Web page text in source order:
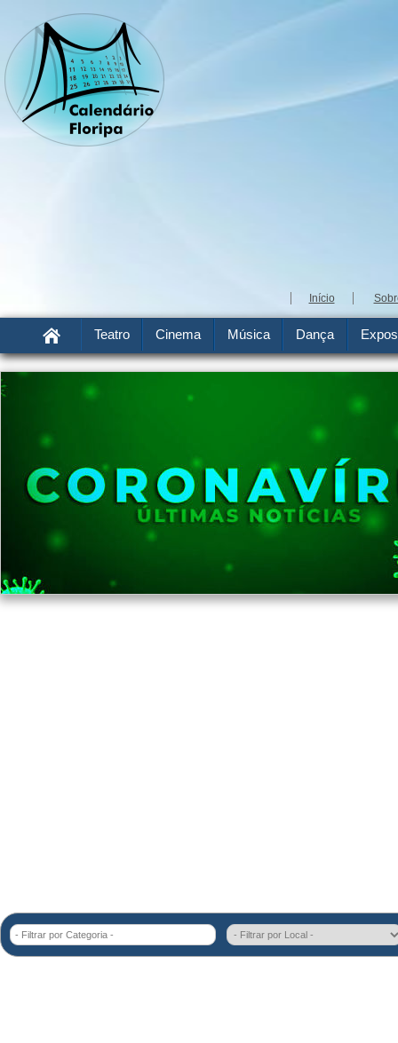
Início
Teatro Cinema Música Dança
- Filtrar por Categoria -